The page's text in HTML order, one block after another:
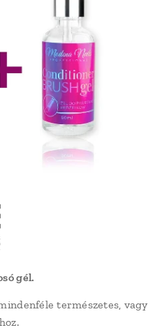
gél.
természetes, vagy